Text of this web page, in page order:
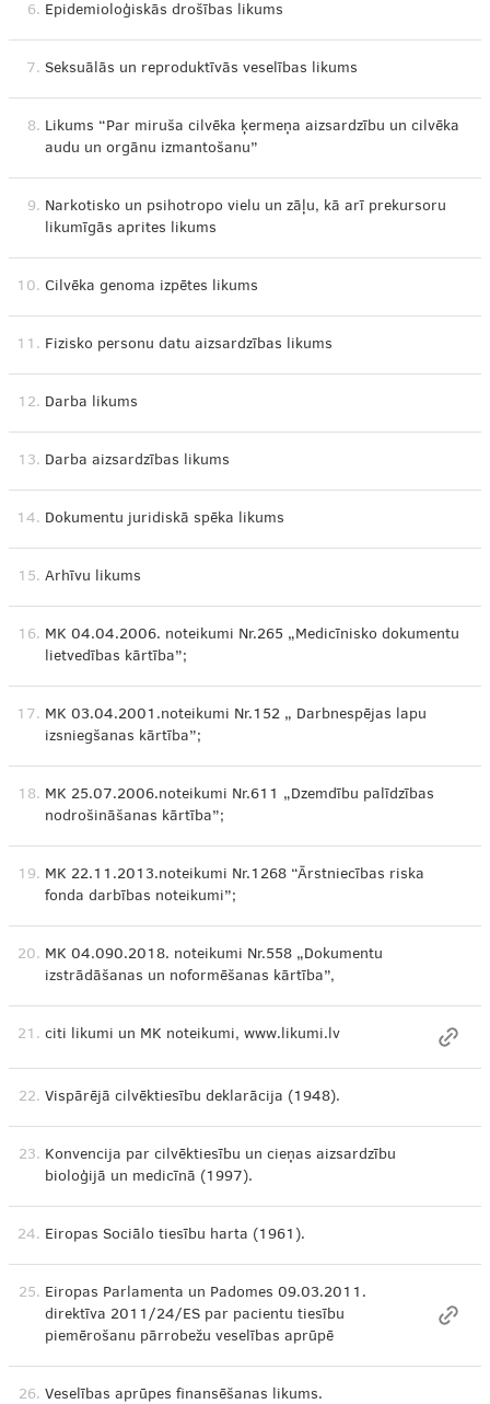
6. Epidemioloģiskās drošības likums
7. Seksuālās un reproduktīvās veselības likums
8. Likums “Par miruša cilvēka ķermeņa aizsardzību un cilvēka
audu un orgānu izmantošanu”
9. Narkotisko un psihotropo vielu un zāļu, kā arī prekursoru
likumīgās aprites likums
10. Cilvēka genoma izpētes likums
11. Fizisko personu datu aizsardzības likums
12. Darba likums
13. Darba aizsardzības likums
14. Dokumentu juridiskā spēka likums
15. Arhīvu likums
16. MK 04.04.2006. noteikumi Nr.265 „Medicīnisko dokumentu
lietvedības kārtība”;
17. MK 03.04.2001.noteikumi Nr.152 „ Darbnespējas lapu
izsniegšanas kārtība”;
18. MK 25.07.2006.noteikumi Nr.611 „Dzemdību palīdzības
nodrošināšanas kārtība”;
19. MK 22.11.2013.noteikumi Nr.1268 “Ārstniecības riska
fonda darbības noteikumi”;
20. MK 04.090.2018. noteikumi Nr.558 „Dokumentu
izstrādāšanas un noformēšanas kārtība”,
21. citi likumi un MK noteikumi, www.likumi.lv
22. Vispārējā cilvēktiesību deklarācija (1948).
23. Konvencija par cilvēktiesību un cieņas aizsardzību
bioloģijā un medicīnā (1997).
24. Eiropas Sociālo tiesību harta (1961).
25. Eiropas Parlamenta un Padomes 09.03.2011.
direktīva 2011/24/ES par pacientu tiesību
piemērošanu pārrobežu veselības aprūpē
26. Veselības aprūpes finansēšanas likums.